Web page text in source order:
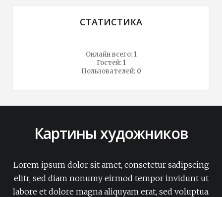
СТАТИСТИКА
Онлайн всего:1
Гостей:1
Пользователей: 0
Картины художников
Lorem ipsum dolor sit amet, consetetur sadipscing
elitr, sed diam nonumy eirmod tempor invidunt ut
labore et dolore magna aliquyam erat, sed voluptua.